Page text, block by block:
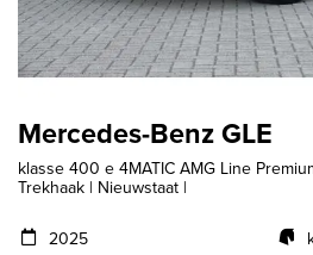
Mercedes-Benz GLE
klasse 400 e 4MATIC AMG Line
Trekhaak | Nieuwstaat |
2025